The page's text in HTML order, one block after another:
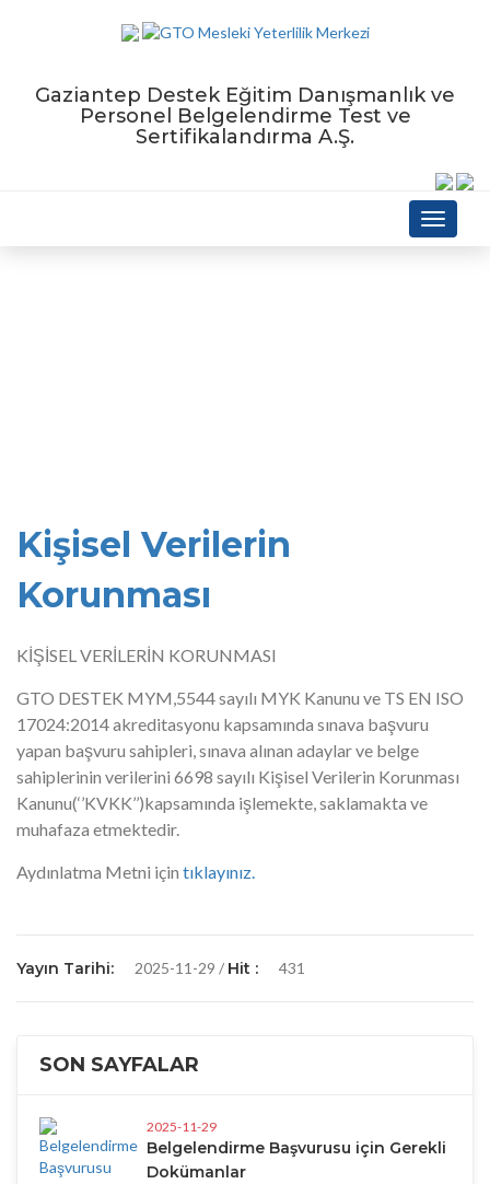
Gaziantep Destek Eğitim Danışmanlık ve
Personel Belgelendirme Test ve
Sertifikalandırma A.Ş.
Menu
Kişisel Verilerin
Korunması
KİŞİSEL VERİLERİN KORUNMASI
GTO DESTEK MYM,5544 sayılı MYK Kanunu ve TS EN ISO
17024:2014 akreditasyonu kapsamında sınava başvuru
yapan başvuru sahipleri, sınava alınan adaylar ve belge
sahiplerinin verilerini 6698 sayılı Kişisel Verilerin Korunması
Kanunu(‘’KVKK’’)kapsamında işlemekte, saklamakta ve
muhafaza etmektedir.
Aydınlatma Metni için tıklayınız.
Yayın Tarihi: 2025-11-29 / Hit : 431
SON SAYFALAR
2025-11-29
Belgelendirme Başvurusu için Gerekli
Dokümanlar